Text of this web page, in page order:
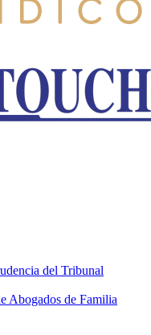
del Tribunal
Abogados de Familia